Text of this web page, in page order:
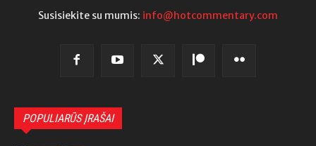
Susisiekite su mumis: info@hotcommentary.com
POPULIARŪS ĮRAŠAI